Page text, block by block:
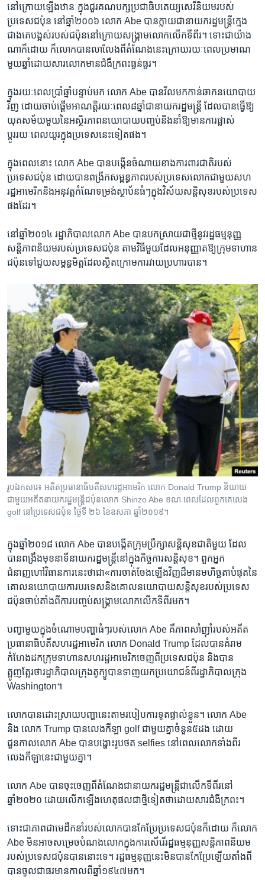
នៅក្រោយឡើង​ឋានៈ​ក្នុង​ជួរ​គណបក្សប្រជាធិបតេយ្យ​សេរីនិយម​របស់​
ប្រទេស​ជប៉ុន នៅ​ឆ្នាំ២០០៦ លោក Abe បានក្លាយជានាយករដ្ឋមន្ត្រី​ក្មេង​
ជាង​គេបង្អស់​របស់​ជប៉ុន​នៅ​ក្រោយ​សង្គ្រាម​លោក​លើក​ទីពីរ។ ទោះ​ជា​យ៉ាង​
ណា​ក៏​ដោយ​ ក៏លោក​បាន​លាលែងពីតំណែង​នេះ​ក្រោយ​រយៈពេល​ប្រមាណ​
មួយ​ឆ្នាំ​ដោយសារ​លោក​មាន​ជំងឺ​ក្រពះ​ធ្ងន់ធ្ងរ។
ក្នុង​រយៈពេល​ប្រាំឆ្នាំ​បន្ទាប់​មក លោក Abe ​បាន​វិលមក​កាន់​ឆាក​នយោបាយ​
វិញ ដោយ​ចាប់ផ្តើម​អាណត្តិ​រយៈពេល​៨ឆ្នាំ​ជា​នាយក​រដ្ឋមន្ត្រី ដែល​បាន​ធ្វើ​ឱ្យ​
យុគសម័យ​មួយ​នៃ​អស្ថិរភាព​នយោបាយ​បញ្ចប់និង​នាំ​ឱ្យ​មានការ​ផ្លាស់
ប្តូររយៈពេល​យូរក្នុ​ងប្រទេស​នេះ​ទៀត​ផង។
ក្នុងពេល​នោះ លោក Abe បានបង្កើន​ចំណាយ​ខាង​ការពារជាតិ​របស់​
ប្រទេស​ជប៉ុន ដោយបាន​ពង្រីកសម្ពន្ធភាព​របស់​ប្រទេស​លោក​ជា​មួយសហ
រដ្ឋ​អាមេរិក​និង​អនុវត្ត​កំណែទម្រង់​ស្ថាប័ន​ធំៗ​ក្នុង​វិស័យ​សន្តិសុខរបស់​ប្រទេស​
ផង​ដែរ។
នៅឆ្នាំ២០១៤ ​រដ្ឋាភិបាលលោក Abe បានបក​ស្រាយ​ជា​ថ្មីនូវ​រដ្ឋធម្មនុញ្ញ​
សន្តិភាព​និយមរបស់​ប្រទេស​ជប៉ុន តាម​វិធី​មួយដែល​អនុញ្ញាត​ឱ្យក្រុមទាហាន​
ជប៉ុនទៅជួយ​សម្ពន្ធមិត្ត​ដែល​ស្ថិត​ក្រោម​ការ​វាយ​ប្រហារ​បាន។
រូបឯកសារ៖ អតីត​ប្រធានាធិបតី​សហរដ្ឋ​អាមេរិក លោក​ Donald Trump និយាយ​
ជាមួយ​អតីត​នាយករដ្ឋមន្ត្រី​ជប៉ុនលោក Shinzo Abe ខណៈ​ពេល​ដែល​ពួកគេ​លេង​
golf នៅ​ប្រទេស​ជប៉ុន ថ្ងៃទី ២៦ ខែឧសភា ឆ្នាំ២០១៩។
ក្នុង​ឆ្នាំ​២០១៨ លោក Abe បាន​បង្កើត​ក្រុមប្រឹក្សាសន្តិសុខជាតិ​មួយ ដែល​
បាន​ពង្រឹងមុខ​នាទី​នាយករដ្ឋមន្ត្រី​នៅ​ក្នុង​កិច្ចការ​សន្តិសុខ។ ពួក​អ្នក​
ជំនាញហៅ​វិធានការនេះ​ថា​ជា«ការ​ចាត់ចែងឡើង​វិញ​ដ៏​មាន​មហិច្ឆតា​បំផុត​នៃ​
គោលនយោបាយការបរទេសនិង​គោលនយោបាយ​សន្តិសុខរបស់​ប្រទេស​
ជប៉ុនចាប់​តាំង​ពីការបញ្ចប់​សង្គ្រាម​លោក​លើក​ទីពីរ​មក។
បញ្ហាមួយ​ក្នុង​ចំណោម​បញ្ហាធំៗ​របស់លោក Abe គឺ​ភាព​សាំញ៉ាំរបស់អតីត
ប្រធានាធិបតី​សហរដ្ឋ​អាមេរិក លោក Donald Trump ដែលបានគំរាម​
កំហែង​ដកក្រុមទាហានសហរដ្ឋ​អាមេរិក​ចេញ​ពី​ប្រទេស​ជប៉ុន ​និង​បាន
ត្អូញត្អែរថា​រដ្ឋាភិបាល​ក្រុង​តូក្យូ​បាន​ទាញយក​ប្រយោជន៍ពី​រដ្ឋាភិបាល​ក្រុង
Washington។
លោក​បានដោះស្រាយ​បញ្ហា​នេះតាម​របៀប​ការទូត​ផ្ទាល់​ខ្លួន។ លោក Abe
និង លោក Trump បាន​លេង​កីឡា golf ជា​មួយ​គ្នា​ចំនួន​៥​ដង ដោយ​
ជួនកាល​លោក Abe បាន​បង្ហោះ​រូបថត selfies នៅពេលលោក​ទាំង​ពីរ​
លេង​កីឡា​នេះ​ជា​មួយ​គ្នា។
លោក Abe បាន​ចុះចេញពីតំណែង​ជា​នាយករដ្ឋមន្ត្រីជា​លើក​ទី​ពីរ​នៅ​
ឆ្នាំ២០២០​ ដោយ​លើកឡើង​ហេតុផល​ជា​ថ្មី​ទៀត​ថា​ដោយសារ​ជំងឺ​ក្រពះ។
ទោះជា​ភាព​ជា​មេដឹកនាំ​របស់​លោកបាន​កែប្រែ​ប្រទេសជប៉ុនក៏​ដោយ ក៏លោក
Abe មិន​អាចសម្រេចបំណង​លោកក្នុង​ការ​សើរើ​រដ្ឋធម្មនុញ្ញ​សន្តិភាពនិយម
របស់​ប្រទេស​ជប៉ុន​បាន​នោះ​ទេ។ រដ្ឋធម្មនុញ្ញនេះ​មិន​បានកែ​ប្រែ​ឡើយតាំង​ពី
បានចូល​ជា​ធរមាន​កាល​ពី​ឆ្នាំ១៩៤៧មក។